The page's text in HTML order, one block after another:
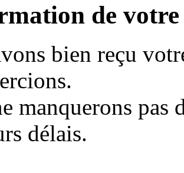
de votre
bien reçu
manquerons pas
délais.